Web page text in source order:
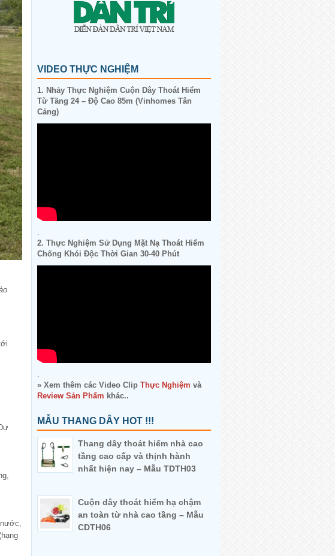
VIDEO THỰC NGHIỆM
1. Nhảy Thực Nghiệm Cuộn Dây Thoát Hiểm
Từ Tầng 24 – Độ Cao 85m (Vinhomes Tân
Cảng)
.
2. Thực Nghiệm Sử Dụng Mặt Nạ Thoát Hiểm
Chống Khói Độc Thời Gian 30-40 Phút
.
» Xem thêm các Video Clip Thực Nghiệm và
Review Sản Phẩm khác..
MẪU THANG DÂY HOT !!!
Thang dây thoát hiểm nhà cao
tầng cao cấp và thịnh hành
nhất hiện nay – Mẫu TDTH03
Cuộn dây thoát hiểm hạ chậm
an toàn từ nhà cao tầng – Mẫu
CDTH06